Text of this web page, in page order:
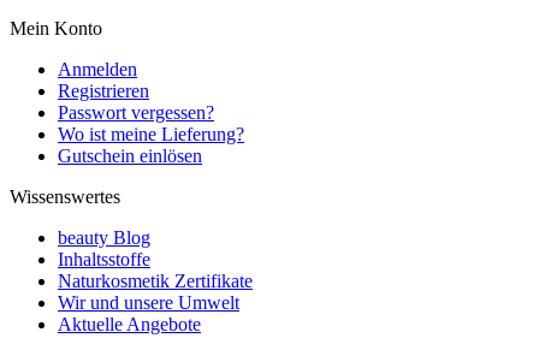
Mein Konto
Anmelden
Registrieren
Passwort vergessen?
Wo ist meine Lieferung?
Gutschein einlösen
Wissenswertes
beauty Blog
Inhaltsstoffe
Naturkosmetik Zertifikate
Wir und unsere Umwelt
Aktuelle Angebote